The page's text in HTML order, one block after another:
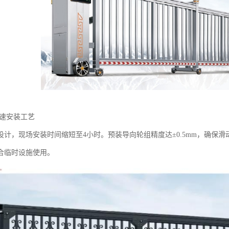
安装工艺‌
计，现场安装时间缩短至4小时。预装导向轮组精度达±0.5mm，确保
临时设施使用。